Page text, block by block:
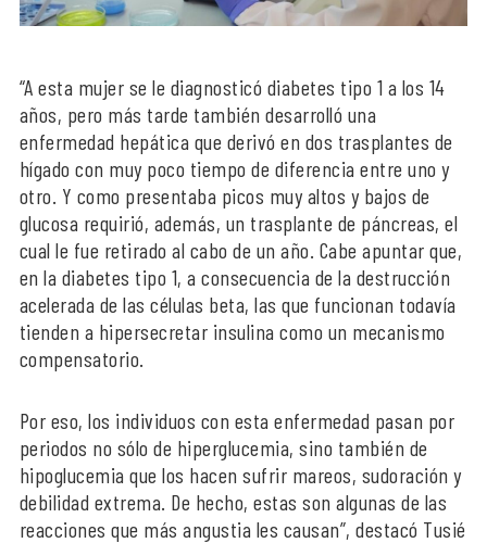
“A esta mujer se le diagnosticó diabetes tipo 1 a los 14
años, pero más tarde también desarrolló una
enfermedad hepática que derivó en dos trasplantes de
hígado con muy poco tiempo de diferencia entre uno y
otro. Y como presentaba picos muy altos y bajos de
glucosa requirió, además, un trasplante de páncreas, el
cual le fue retirado al cabo de un año. Cabe apuntar que,
en la diabetes tipo 1, a consecuencia de la destrucción
acelerada de las células beta, las que funcionan todavía
tienden a hipersecretar insulina como un mecanismo
compensatorio.
Por eso, los individuos con esta enfermedad pasan por
periodos no sólo de hiperglucemia, sino también de
hipoglucemia que los hacen sufrir mareos, sudoración y
debilidad extrema. De hecho, estas son algunas de las
reacciones que más angustia les causan”, destacó Tusié